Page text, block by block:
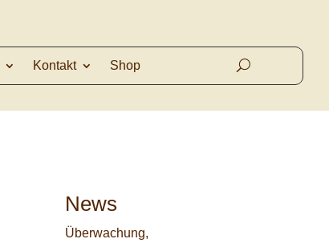
Kontakt Shop
News
Überwachung,